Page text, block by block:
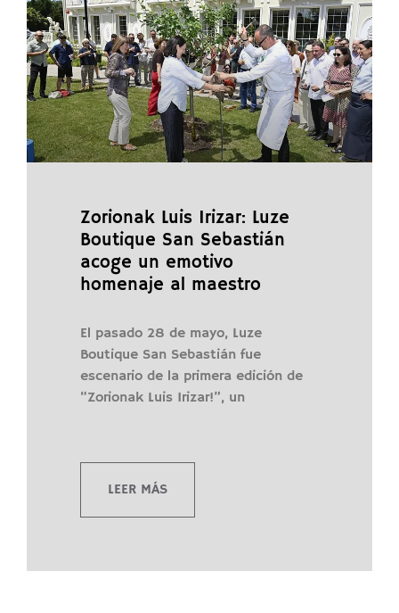
Zorionak Luis Irizar: Luze
Boutique San Sebastián
acoge un emotivo
homenaje al maestro
El pasado 28 de mayo, Luze
Boutique San Sebastián fue
escenario de la primera edición de
“Zorionak Luis Irizar!”, un
LEER MÁS